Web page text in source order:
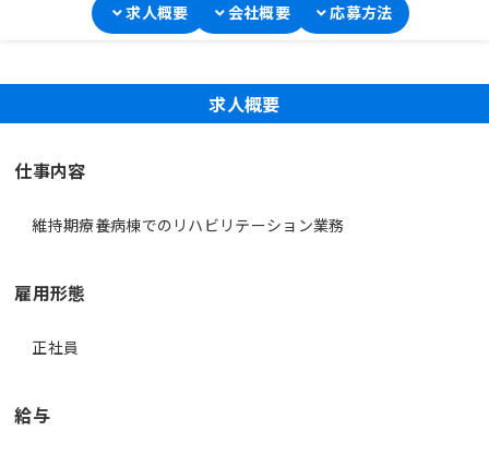
求人概要 会社概要 応募方法
求人概要
仕事内容
維持期療養病棟でのリハビリテーション業務
雇用形態
正社員
給与